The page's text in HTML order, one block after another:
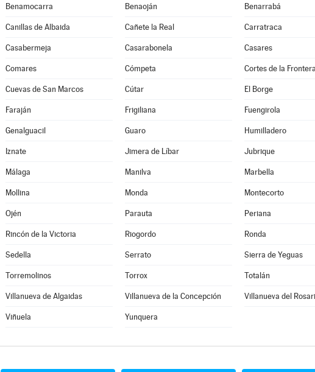
Benamocarra Benaoján Benarrabá
Canillas de Albaida Cañete la Real Carratraca
Casabermeja Casarabonela Casares
Comares Cómpeta Cortes de la
Cuevas de San Marcos Cútar El Borge
Faraján Frigiliana Fuengirola
Genalguacil Guaro Humilladero
Iznate Jimera de Líbar Jubrique
Málaga Manilva Marbella
Mollina Monda Montecorto
Ojén Parauta Periana
Rincón de la Victoria Riogordo Ronda
Sedella Serrato Sierra de Yeguas
Torremolinos Torrox Totalán
Villanueva de Algaidas Villanueva de la Concepción Villanueva del
Viñuela Yunquera